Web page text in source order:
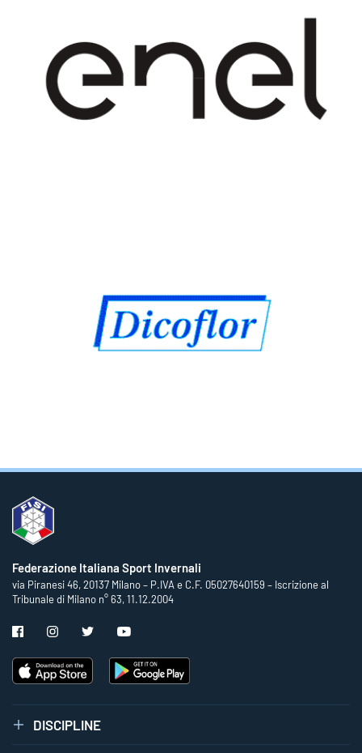
Federazione Italiana Sport Invernali
via Piranesi 46, 20137 Milano – P.IVA e C.F. 05027640159 – Iscrizione al
Tribunale di Milano n° 63, 11.12.2004
DISCIPLINE